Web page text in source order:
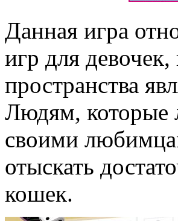
Данная игра
игр для
пространства
Людям, которые
своими
отыскать
кошек.